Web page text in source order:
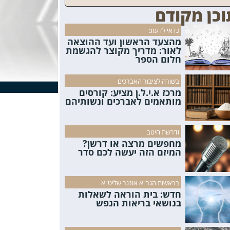
מקודם
כדאי לדעת:
מהצעד הראשון ועד ההוצאה
לאור: מדריך מקוצר להגשמת
חלום הספר
בשורה לציבור האברכים
מרכז א.י.ל.ן מציע: קורסים
מותאמים לאברכים ונשותיהם
ודרשת היטב
מחפשים מרצה או דרשן?
המיזם הזה יעשה לכם סדר
בראשות הגר"א אונגר שליט"א
חדש: בית הוראה לשאלות
בנושאי בריאות הנפש